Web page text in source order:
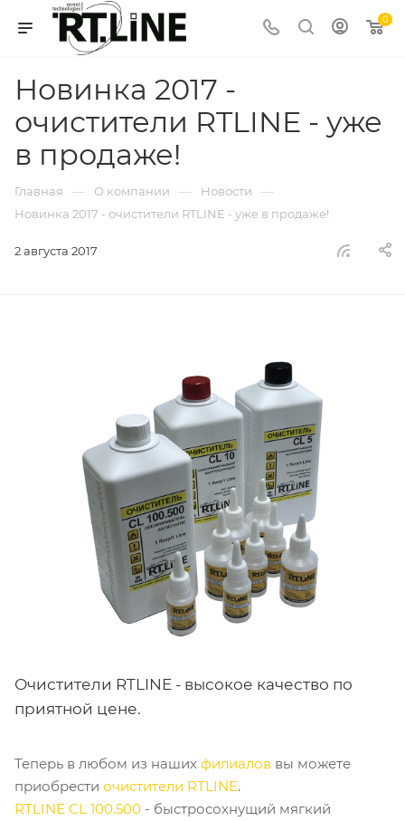
0
Новинка 2017 -
очистители RTLINE - уже
в продаже!
Главная — О компании — Новости —
Новинка 2017 - очистители RTLINE - уже в продаже!
2 августа 2017
Очистители RTLINE - высокое качество по
приятной цене.
Теперь в любом из наших филиалов вы можете
приобрести очистители RTLINE.
RTLINE CL 100.500 - быстросохнущий мягкий